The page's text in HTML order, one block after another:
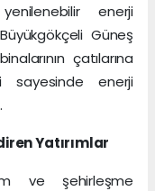
enerji
Güneş
çatılarına
sayesinde enerji
Yatırımlar
ve şehirleşme